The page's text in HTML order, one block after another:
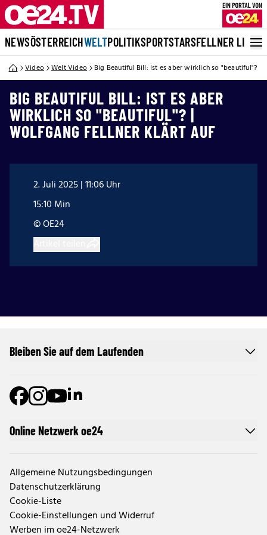
NEWSÖSTERREICHWELTPOLITIKSPORTSTARSFELLNER LIVE
Video Welt Video Big Beautiful Bill: Ist es aber wirklich so "beautiful"? |
BIG BEAUTIFUL BILL: IST ES ABER
WIRKLICH SO "BEAUTIFUL"? |
WOLFGANG FELLNER KLÄRT AUF
2. Juli 2025 | 11:06 Uhr
15:10 Min
© OE24
Online Netzwerk oe24
Allgemeine Nutzungsbedingungen
Datenschutzerklärung
Cookie-Liste
Cookie-Einstellungen und Widerruf
Werben im oe24-Netzwerk
Bleiben Sie auf dem Laufenden